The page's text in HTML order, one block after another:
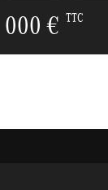
€ TTC